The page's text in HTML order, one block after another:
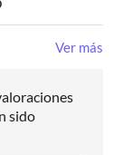
Ver más
sido